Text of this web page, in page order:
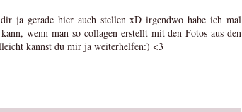
ja gerade hier auch stellen xD irgendwo habe ich mal
wenn man so collagen erstellt mit den Fotos aus den
kannst du mir ja weiterhelfen:) <3